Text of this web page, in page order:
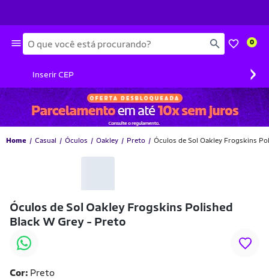
Busca 0
Inserir CEP ›
Home Casual Óculos Oakley Preto Óculos de Sol Oakley Frogskins
Óculos de Sol Oakley Frogskins Polished
Black W Grey - Preto
-23% OFF
Cor: Preto